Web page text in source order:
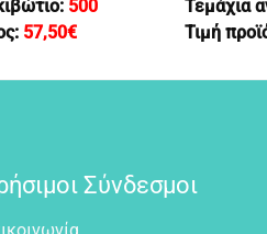
500
57,50€
Τεμάχια
Τιμή
Σύνδεσμοι